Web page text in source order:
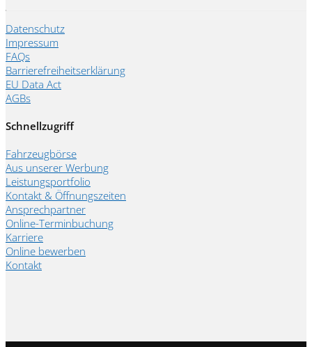
Datenschutz
Impressum
FAQs
Barrierefreiheitserklärung
EU Data Act
AGBs
Schnellzugriff
Fahrzeugbörse
Aus unserer Werbung
Leistungsportfolio
Kontakt & Öffnungszeiten
Ansprechpartner
Online-Terminbuchung
Karriere
Online bewerben
Kontakt